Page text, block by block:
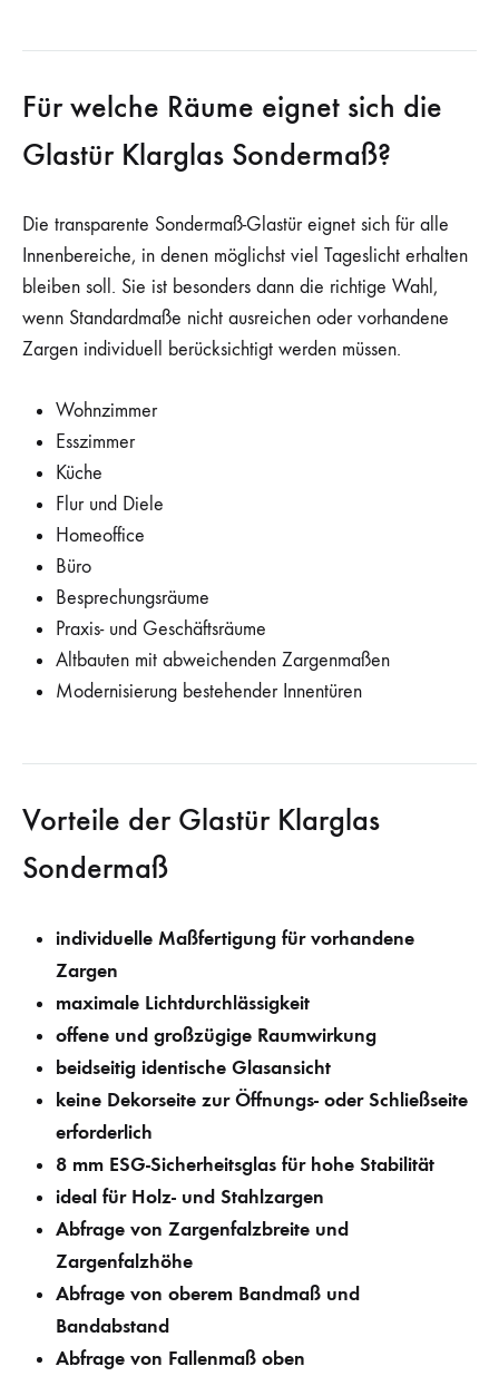
Für welche Räume eignet sich die
Glastür Klarglas Sondermaß?
Die transparente Sondermaß-Glastür eignet sich für alle
Innenbereiche, in denen möglichst viel Tageslicht erhalten
bleiben soll. Sie ist besonders dann die richtige Wahl,
wenn Standardmaße nicht ausreichen oder vorhandene
Zargen individuell berücksichtigt werden müssen.
Wohnzimmer
Esszimmer
Küche
Flur und Diele
Homeoffice
Büro
Besprechungsräume
Praxis- und Geschäftsräume
Altbauten mit abweichenden Zargenmaßen
Modernisierung bestehender Innentüren
Vorteile der Glastür Klarglas
Sondermaß
individuelle Maßfertigung für vorhandene
Zargen
maximale Lichtdurchlässigkeit
offene und großzügige Raumwirkung
beidseitig identische Glasansicht
keine Dekorseite zur Öffnungs- oder Schließseite
erforderlich
8 mm ESG-Sicherheitsglas für hohe Stabilität
ideal für Holz- und Stahlzargen
Abfrage von Zargenfalzbreite und
Zargenfalzhöhe
Abfrage von oberem Bandmaß und
Bandabstand
Abfrage von Fallenmaß oben